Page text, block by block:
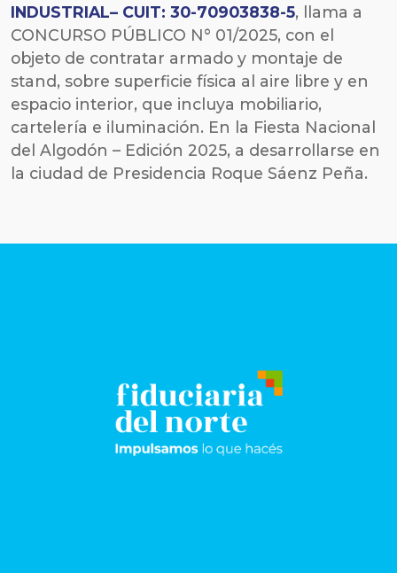
INDUSTRIAL– CUIT: 30-70903838-5, llama a
CONCURSO PÚBLICO N° 01/2025, con el
objeto de contratar armado y montaje de
stand, sobre superficie física al aire libre y en
espacio interior, que incluya mobiliario,
cartelería e iluminación. En la Fiesta Nacional
del Algodón – Edición 2025, a desarrollarse en
la ciudad de Presidencia Roque Sáenz Peña.